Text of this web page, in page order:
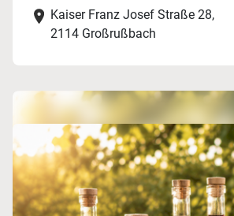
Kaiser Franz Josef Straße 28,
2114 Großrußbach